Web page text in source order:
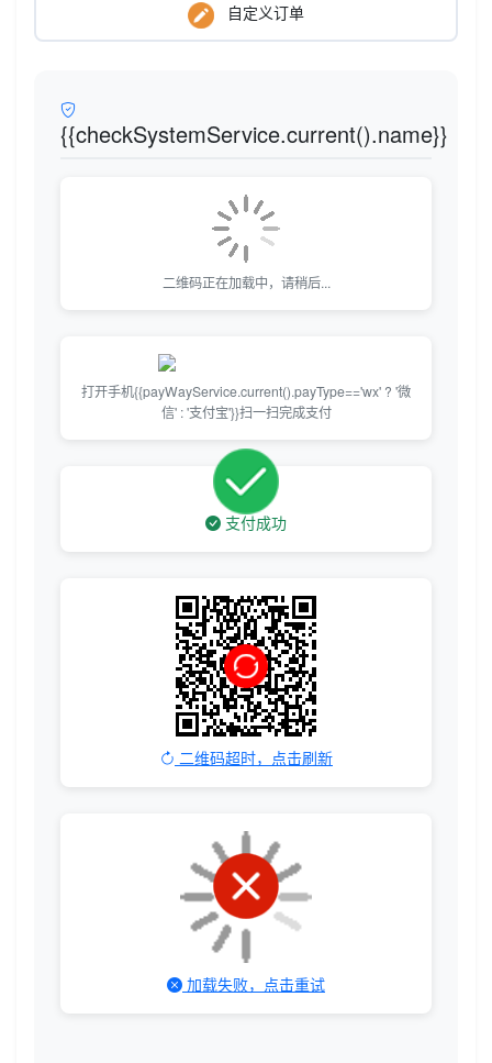
自定义订单
{{checkSystemService.current().name}}
二维码正在加载中，请稍后...
打开手机{{payWayService.current().payType=='wx' ? '微
信' : '支付宝'}}扫一扫完成支付
支付成功
二维码超时，点击刷新
加载失败，点击重试